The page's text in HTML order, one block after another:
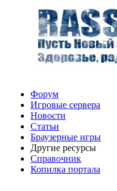
Форум
Игровые сервера
Новости
Статьи
Браузерные игры
Другие ресурсы
Справочник
Копилка портала